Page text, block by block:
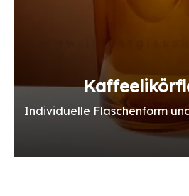
Individuelle Flaschenform